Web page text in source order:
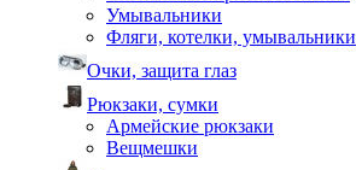
Умывальники
Фляги, котелки, умывальники
Очки, защита глаз
Рюкзаки, сумки
Армейские рюкзаки
Вещмешки